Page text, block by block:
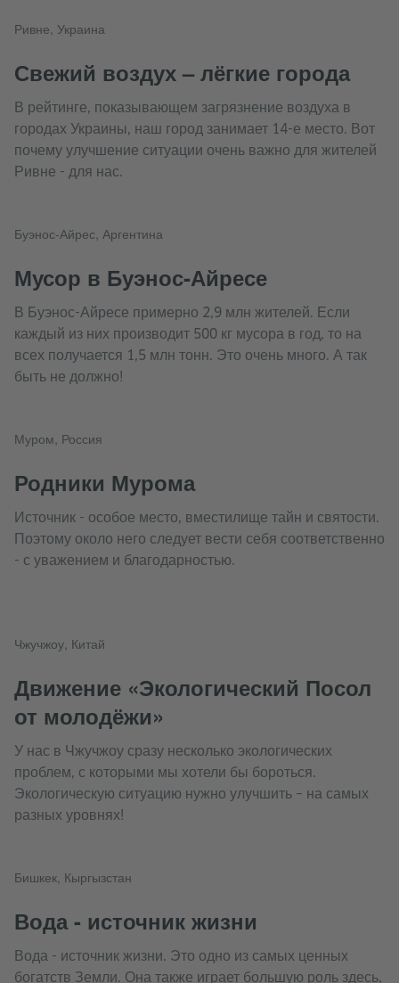
Ривне, Украина
Свежий воздух – лёгкие города
В рейтинге, показывающем загрязнение воздуха в
городах Украины, наш город занимает 14-е место. Вот
почему улучшение ситуации очень важно для жителей
Ривне - для нас.
Буэнос-Айрес, Аргентина
Мусор в Буэнос-Айресе
В Буэнос-Айресе примерно 2,9 млн жителей. Если
каждый из них производит 500 кг мусора в год, то на
всех получается 1,5 млн тонн. Это очень много. А так
быть не должно!
Муром, Россия
Родники Мурома
Источник - особое место, вместилище тайн и святости.
Поэтому около него следует вести себя соответственно
- с уважением и благодарностью.
Чжучжоу, Китай
Движение «Экологический Посол
от молодёжи»
У нас в Чжучжоу сразу несколько экологических
проблем, с которыми мы хотели бы бороться.
Экологическую ситуацию нужно улучшить – на самых
разных уровнях!
Бишкек, Кыргызстан
Вода - источник жизни
Вода - источник жизни. Это одно из самых ценных
богатств Земли. Она также играет большую роль здесь,